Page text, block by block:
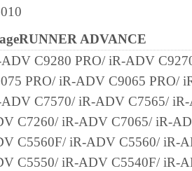
REPAIR OR CORRECTION.
OF IMPLIED WARRANTIES,
MAY NOT APPLY TO YOU.
GIVES YOU SPECIFIC
ALSO HAVE OTHER
STATE TO STATE OR
ADVANCE
C9280 PRO/ iR-ADV
PRO/ iR-ADV C9065 PRO/
C7570/ iR-ADV C7565/
C7260/ iR-ADV C7065/ iR-
C5560F/ iR-ADV C5560/ iR-
C5550/ iR-ADV C5540F/ iR-